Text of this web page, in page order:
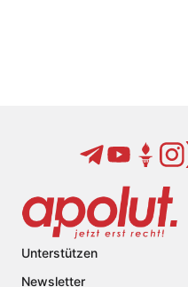
Unterstützen
Newsletter